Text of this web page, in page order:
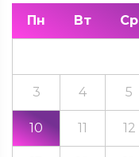
Пн Вт Ср
3 4 5
10 11 12